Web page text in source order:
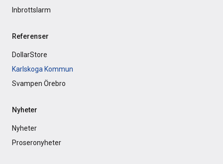
Inbrottslarm
Referenser
DollarStore
Karlskoga Kommun
Svampen Örebro
Nyheter
Nyheter
Proseronyheter